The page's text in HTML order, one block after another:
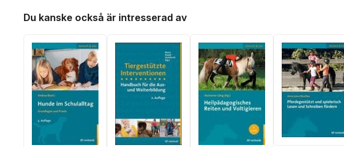
Du kanske också är intresserad av